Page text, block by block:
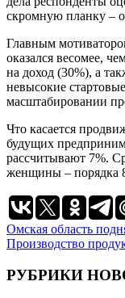
скромную планку –
Главным
оказался весомее,
на доход (30%), а
невысокие
масштабировании
Что касается
будущих
рассчитывают 7%.
женщины – порядка
Навигация
по
записям
Омская область
Производство
РУБРИКИ